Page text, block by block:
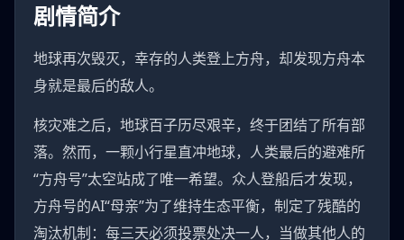
剧情简介
地球再次毁灭，幸存的人类登上方舟，却发现方舟本
身就是最后的敌人。
核灾难之后，地球百子历尽艰辛，终于团结了所有部
落。然而，一颗小行星直冲地球，人类最后的避难所
“方舟号”太空站成了唯一希望。众人登船后才发现，
方舟号的AI“母亲”为了维持生态平衡，制定了残酷的
淘汰机制：每三天必须投票处决一人，当做其他人的